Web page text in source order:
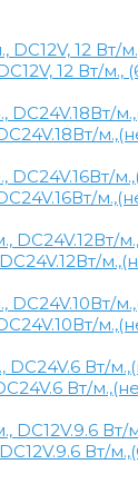
12 Вт/м.,
Вт/
Вт/